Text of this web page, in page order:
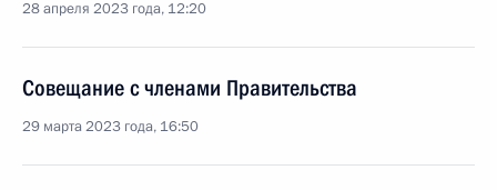
28 апреля 2023 года, 12:20
Совещание с членами Правительства
29 марта 2023 года, 16:50